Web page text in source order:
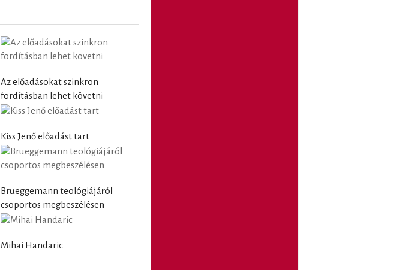
Az előadásokat szinkron
fordításban lehet követni
Kiss Jenő előadást tart
Brueggemann teológiájáról
csoportos megbeszélésen
Mihai Handaric